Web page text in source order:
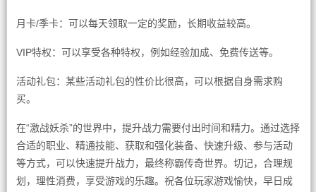
月卡/季卡：可以每天领取一定的奖励，长期收益较高。
VIP特权：可以享受各种特权，例如经验加成、免费传送等。
活动礼包：某些活动礼包的性价比很高，可以根据自身需求购
买。
在“激战妖杀”的世界中，提升战力需要付出时间和精力。通过选择
合适的职业、精通技能、获取和强化装备、快速升级、参与活动
等方式，可以快速提升战力，最终称霸传奇世界。切记，合理规
划，理性消费，享受游戏的乐趣。祝各位玩家游戏愉快，早日成